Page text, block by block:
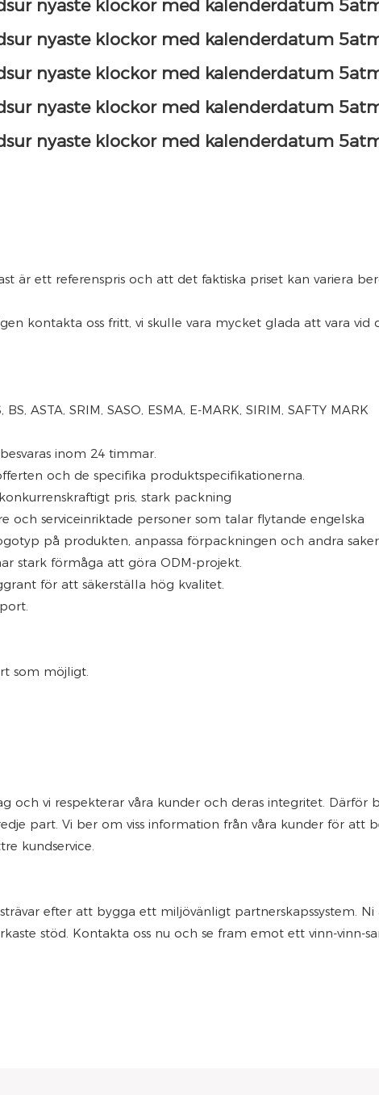
är ett referenspris och att det faktiska priset kan variera
kontakta oss fritt, vi skulle vara mycket glada att vara vid
ASTA, SRIM, SASO, ESMA, E-MARK, SIRIM, SAFTY MARK
inom 24 timmar.
och de specifika produktspecifikationerna.
pris, stark packning
och serviceinriktade personer som talar flytande engelska
på produkten, anpassa förpackningen och andra saker.
stark förmåga att göra ODM-projekt.
för att säkerställa hög kvalitet.
som möjligt.
och vi respekterar våra kunder och deras integritet. Därför
part. Vi ber om viss information från våra kunder för att
kundservice.
efter att bygga ett miljövänligt partnerskapssystem.
stöd. Kontakta oss nu och se fram emot ett vinn-vinn-